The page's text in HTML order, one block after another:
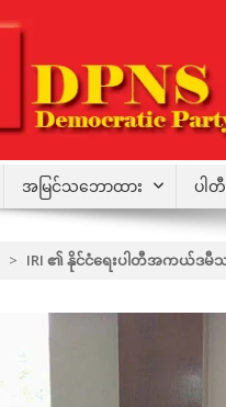
အမြင်သဘောထား ပါတီ
> IRI ၏ နိုင်ငံရေးပါတီအကယ်ဒ